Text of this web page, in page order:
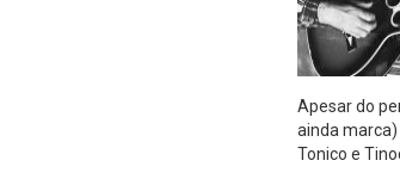
Apesar do
ainda marca)
Tonico e